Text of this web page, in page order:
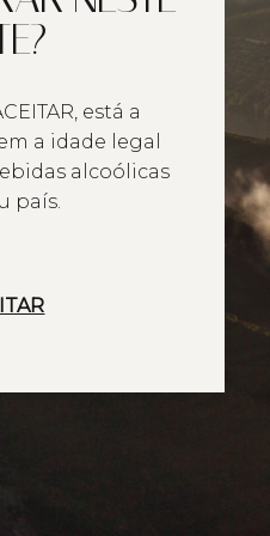
está a
a idade legal
alcoólicas
país.